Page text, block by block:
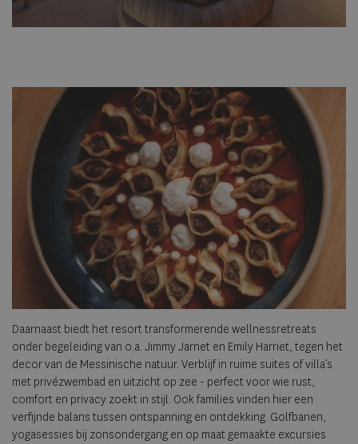
Daarnaast biedt het resort transformerende wellnessretreats
onder begeleiding van o.a. Jimmy Jarnet en Emily Harriet, tegen het
decor van de Messinische natuur. Verblijf in ruime suites of villa’s
met privézwembad en uitzicht op zee - perfect voor wie rust,
comfort en privacy zoekt in stijl. Ook families vinden hier een
verfijnde balans tussen ontspanning en ontdekking. Golfbanen,
yoga­sessies bij zonsondergang en op maat gemaakte excursies